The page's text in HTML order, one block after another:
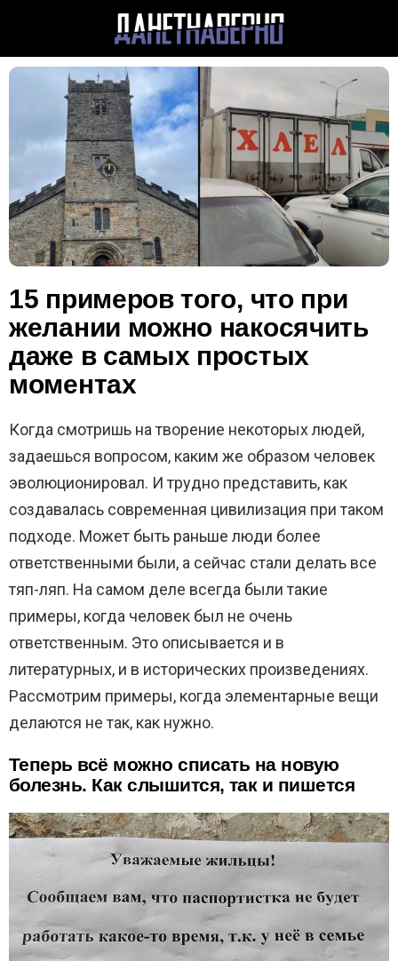
15 примеров того, что при
желании можно накосячить
даже в самых простых
моментах
Когда смотришь на творение некоторых людей,
задаешься вопросом, каким же образом человек
эволюционировал. И трудно представить, как
создавалась современная цивилизация при таком
подходе. Может быть раньше люди более
ответственными были, а сейчас стали делать все
тяп-ляп. На самом деле всегда были такие
примеры, когда человек был не очень
ответственным. Это описывается и в
литературных, и в исторических произведениях.
Рассмотрим примеры, когда элементарные вещи
делаются не так, как нужно.
Теперь всё можно списать на новую
болезнь. Как слышится, так и пишется